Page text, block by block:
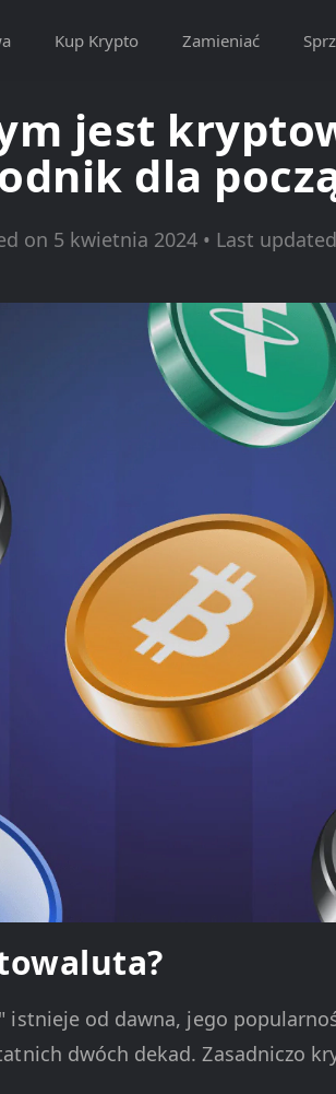
Kup Krypto Zamieniać
jest
dla
on 5 kwietnia 2024 • Last
od dawna, jego
dwóch dekad. Zasadniczo